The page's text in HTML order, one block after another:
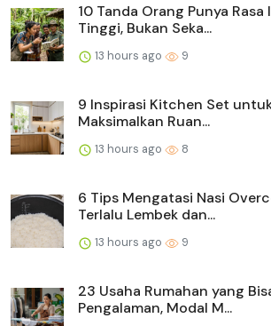
10 Tanda Orang Punya
Tinggi, Bukan Seka...
13 hours ago 9
9 Inspirasi Kitchen Set
Maksimalkan Ruan...
13 hours ago 8
6 Tips Mengatasi Nasi
Terlalu Lembek dan...
13 hours ago 9
23 Usaha Rumahan yang
Pengalaman, Modal M...